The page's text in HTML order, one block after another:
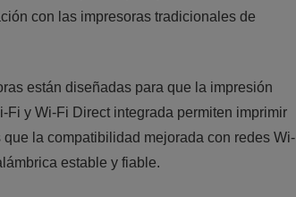
con las impresoras tradicionales de
están diseñadas para que la impresión
y Wi-Fi Direct integrada permiten imprimir
la compatibilidad mejorada con redes Wi-
estable y fiable.